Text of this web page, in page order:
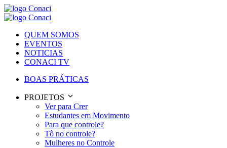
QUEM SOMOS
EVENTOS
NOTICIAS
CONACI TV
BOAS PRÁTICAS
PROJETOS
Ver para Crer
Estudantes em Movimento
Para que controle?
Tô no controle?
Mulheres no Controle